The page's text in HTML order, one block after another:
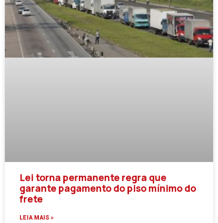
Lei torna permanente regra que
garante pagamento do piso mínimo do
frete
LEIA MAIS »